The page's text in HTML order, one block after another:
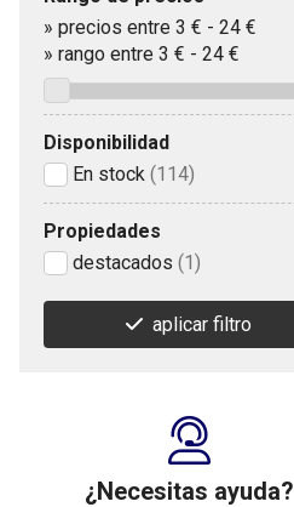
» precios entre 3 € - 24 €
» rango entre 3 € - 24 €
Disponibilidad
En stock (114)
Propiedades
destacados (1)
aplicar filtro
¿Necesitas ayuda?